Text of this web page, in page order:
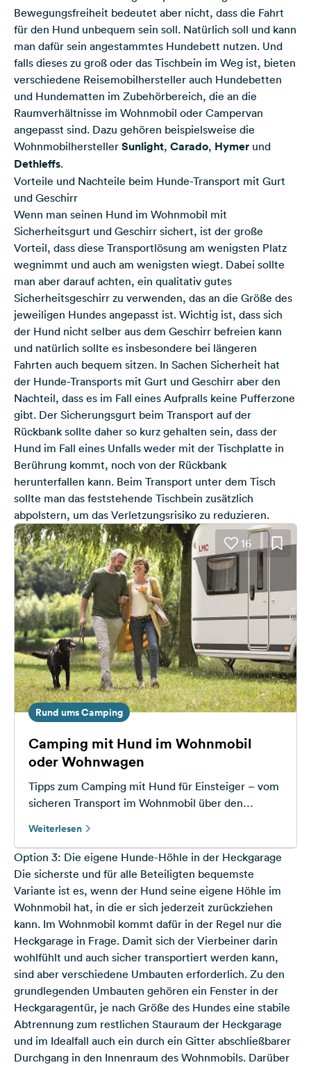
Bewegungsfreiheit bedeutet aber nicht, dass die Fahrt
für den Hund unbequem sein soll. Natürlich soll und kann
man dafür sein angestammtes Hundebett nutzen. Und
falls dieses zu groß oder das Tischbein im Weg ist, bieten
verschiedene Reisemobilhersteller auch Hundebetten
und Hundematten im Zubehörbereich, die an die
Raumverhältnisse im Wohnmobil oder Campervan
angepasst sind. Dazu gehören beispielsweise die
Wohnmobilhersteller Sunlight, Carado, Hymer und
Dethleffs.
Vorteile und Nachteile beim Hunde-Transport mit Gurt
und Geschirr
Wenn man seinen Hund im Wohnmobil mit
Sicherheitsgurt und Geschirr sichert, ist der große
Vorteil, dass diese Transportlösung am wenigsten Platz
wegnimmt und auch am wenigsten wiegt. Dabei sollte
man aber darauf achten, ein qualitativ gutes
Sicherheitsgeschirr zu verwenden, das an die Größe des
jeweiligen Hundes angepasst ist. Wichtig ist, dass sich
der Hund nicht selber aus dem Geschirr befreien kann
und natürlich sollte es insbesondere bei längeren
Fahrten auch bequem sitzen. In Sachen Sicherheit hat
der Hunde-Transports mit Gurt und Geschirr aber den
Nachteil, dass es im Fall eines Aufpralls keine Pufferzone
gibt. Der Sicherungsgurt beim Transport auf der
Rückbank sollte daher so kurz gehalten sein, dass der
Hund im Fall eines Unfalls weder mit der Tischplatte in
Berührung kommt, noch von der Rückbank
herunterfallen kann. Beim Transport unter dem Tisch
sollte man das feststehende Tischbein zusätzlich
abpolstern, um das Verletzungsrisiko zu reduzieren.
16
Rund ums Camping
Camping mit Hund im Wohnmobil
oder Wohnwagen
Tipps zum Camping mit Hund für Einsteiger – vom
sicheren Transport im Wohnmobil über den
Checkliste
Weiterlesen
Option 3: Die eigene Hunde-Höhle in der Heckgarage
Die sicherste und für alle Beteiligten bequemste
Variante ist es, wenn der Hund seine eigene Höhle im
Wohnmobil hat, in die er sich jederzeit zurückziehen
kann. Im Wohnmobil kommt dafür in der Regel nur die
Heckgarage in Frage. Damit sich der Vierbeiner darin
wohlfühlt und auch sicher transportiert werden kann,
sind aber verschiedene Umbauten erforderlich. Zu den
grundlegenden Umbauten gehören ein Fenster in der
Heckgaragentür, je nach Größe des Hundes eine stabile
Abtrennung zum restlichen Stauraum der Heckgarage
und im Idealfall auch ein durch ein Gitter abschließbarer
Durchgang in den Innenraum des Wohnmobils. Darüber